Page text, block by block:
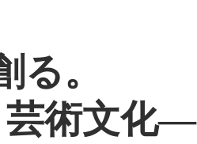
。
術文化―